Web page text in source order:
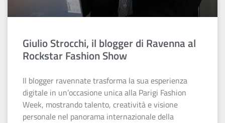
Giulio Strocchi, il blogger di Ravenna al
Rockstar Fashion Show
Il blogger ravennate trasforma la sua esperienza
digitale in un’occasione unica alla Parigi Fashion
Week, mostrando talento, creatività e visione
personale nel panorama internazionale della